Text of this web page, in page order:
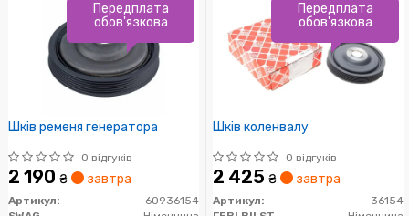
Шків ременя генератора
0 відгуків
2 190 ₴ завтра
Артикул:
60936154
Передплата
обов'язкова
Шків коленвалу
0 відгуків
2 425 ₴ завтра
Артикул:
36154
Передплата
обов'язкова